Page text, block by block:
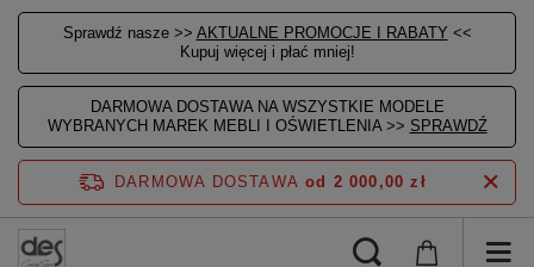
Sprawdź nasze >> AKTUALNE PROMOCJE I RABATY <<
Kupuj więcej i płać mniej!
DARMOWA DOSTAWA NA WSZYSTKIE MODELE
WYBRANYCH MAREK MEBLI I OŚWIETLENIA >> SPRAWDŹ
DARMOWA DOSTAWA od 2 000,00 zł